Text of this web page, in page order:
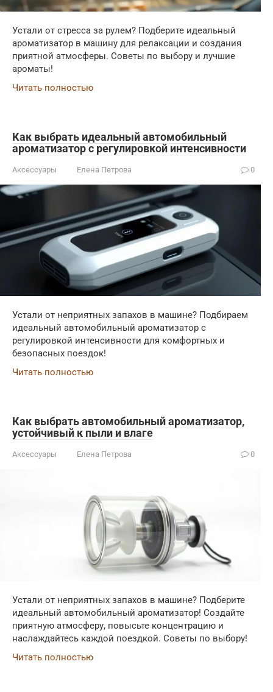
Устали от стресса за рулем? Подберите идеальный
ароматизатор в машину для релаксации и создания
приятной атмосферы. Советы по выбору и лучшие
ароматы!
Читать полностью
Как выбрать идеальный автомобильный
ароматизатор с регулировкой интенсивности
Аксессуары Елена Петрова 0
Устали от неприятных запахов в машине? Подбираем
идеальный автомобильный ароматизатор с
регулировкой интенсивности для комфортных и
безопасных поездок!
Читать полностью
Как выбрать автомобильный ароматизатор,
устойчивый к пыли и влаге
Аксессуары Елена Петрова 0
Устали от неприятных запахов в машине? Подберите
идеальный автомобильный ароматизатор! Создайте
приятную атмосферу, повысьте концентрацию и
наслаждайтесь каждой поездкой. Советы по выбору!
Читать полностью